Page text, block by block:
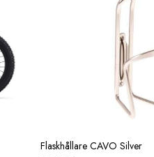
Flaskhållare CAVO Silver